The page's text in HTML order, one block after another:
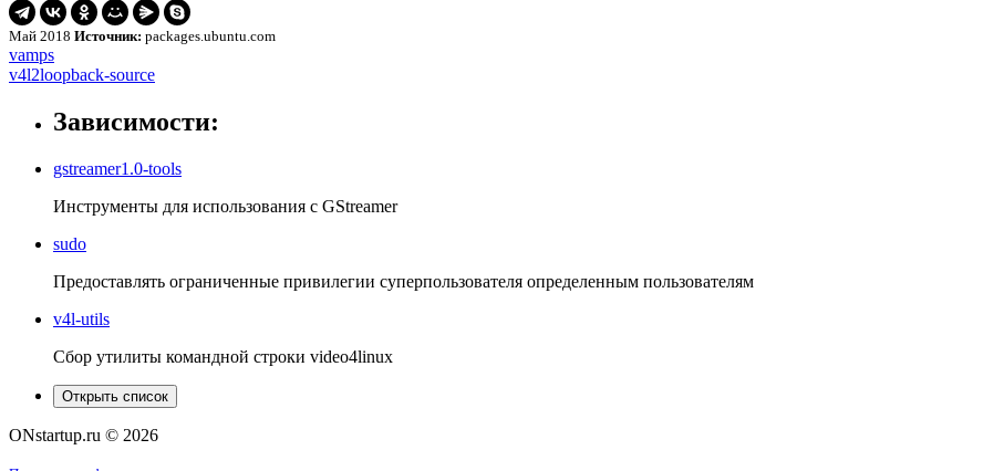
Май 2018 Источник: packages.ubuntu.com
Навигация
по
записям
vamps
vamps
v4l2loopback-
v4l2loopback-source
Зависимости:
gstreamer1.0-tools
Инструменты для использования с GStreamer
sudo
Предоставлять ограниченные привилегии суперпользователя определенным пользователям
v4l-utils
Сбор утилиты командной строки video4linux
Открыть список
ONstartup.ru © 2026